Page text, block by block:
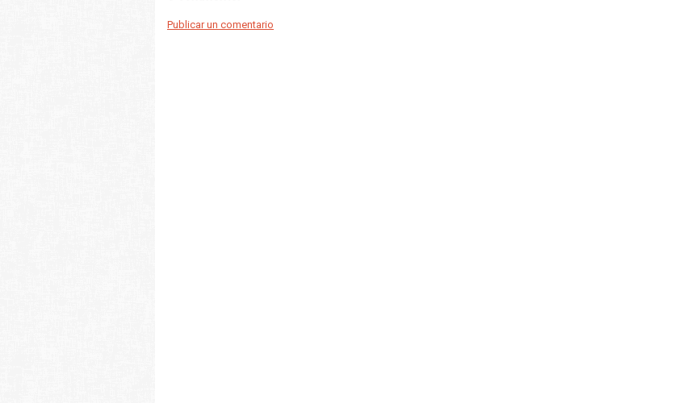
Publicar un comentario